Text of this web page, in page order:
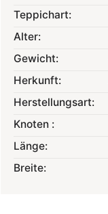
Teppichart:
Alter:
Gewicht:
Herkunft:
Herstellungsart:
Knoten :
Länge:
Breite: